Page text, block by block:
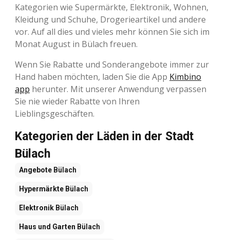
Kategorien wie Supermärkte, Elektronik, Wohnen,
Kleidung und Schuhe, Drogerieartikel und andere
vor. Auf all dies und vieles mehr können Sie sich im
Monat August in Bülach freuen.
Wenn Sie Rabatte und Sonderangebote immer zur
Hand haben möchten, laden Sie die App Kimbino
app herunter. Mit unserer Anwendung verpassen
Sie nie wieder Rabatte von Ihren
Lieblingsgeschäften.
Kategorien der Läden in der Stadt
Bülach
Angebote Bülach
Hypermärkte Bülach
Elektronik Bülach
Haus und Garten Bülach